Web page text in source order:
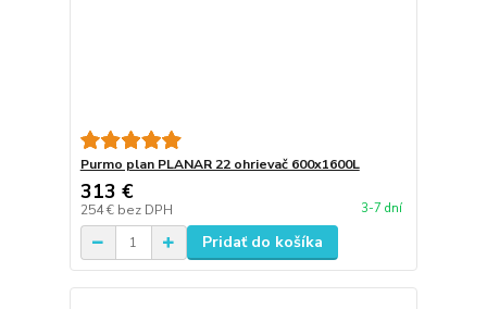
Purmo plan PLANAR 22 ohrievač 600x1600L
313 €
254 € bez DPH 3-7 dní
Pridať do košíka